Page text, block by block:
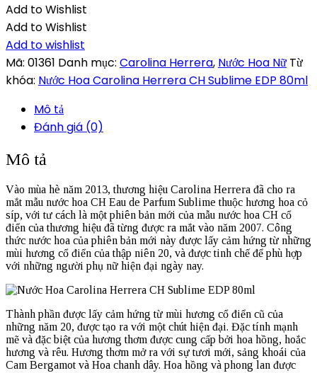
Add to Wishlist
Add to Wishlist
Add to wishlist
Mã: 01361 Danh mục: Carolina Herrera, Nước Hoa Nữ Từ
khóa: Nước Hoa Carolina Herrera CH Sublime EDP 80ml
Mô tả
Đánh giá (0)
Mô tả
Vào mùa hè năm 2013, thương hiệu Carolina Herrera đã cho ra
mắt mẫu nước hoa CH Eau de Parfum Sublime thuộc hương hoa cỏ
síp, với tư cách là một phiên bản mới của mẫu nước hoa CH cổ
điển của thương hiệu đã từng được ra mắt vào năm 2007. Công
thức nước hoa của phiên bản mới này được lấy cảm hứng từ những
mùi hương cổ điển của thập niên 20, và được tinh chế để phù hợp
với những người phụ nữ hiện đại ngày nay.
Thành phần được lấy cảm hứng từ mùi hương cổ điển cũ của
những năm 20, được tạo ra với một chút hiện đại. Đặc tính mạnh
mẽ và đặc biệt của hương thơm được cung cấp bởi hoa hồng, hoắc
hương và rêu. Hương thơm mở ra với sự tươi mới, sảng khoái của
Cam Bergamot và Hoa chanh dây. Hoa hồng và phong lan được